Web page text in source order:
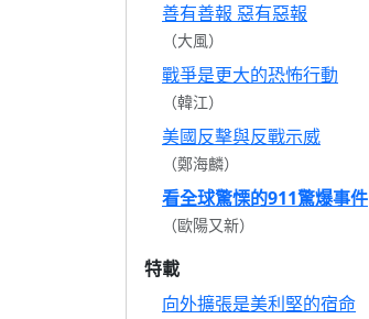
善有善報 惡有惡報
（大風）
戰爭是更大的恐怖行動
（韓江）
美國反擊與反戰示威
（鄭海麟）
看全球驚慄的911驚爆事件
（歐陽又新）
特載
向外擴張是美利堅的宿命